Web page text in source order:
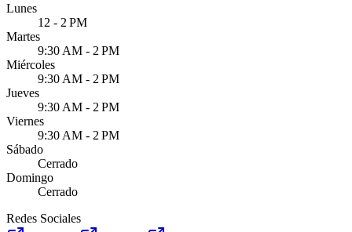
Lunes
12 - 2 PM
Martes
9:30 AM - 2 PM
Miércoles
9:30 AM - 2 PM
Jueves
9:30 AM - 2 PM
Viernes
9:30 AM - 2 PM
Sábado
Cerrado
Domingo
Cerrado
Redes Sociales